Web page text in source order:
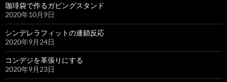
珈琲袋で作るガビングスタンド
2020年10月9日
シンデレラフィットの連鎖反応
2020年9月24日
コンデジを革張りにする
2020年9月23日